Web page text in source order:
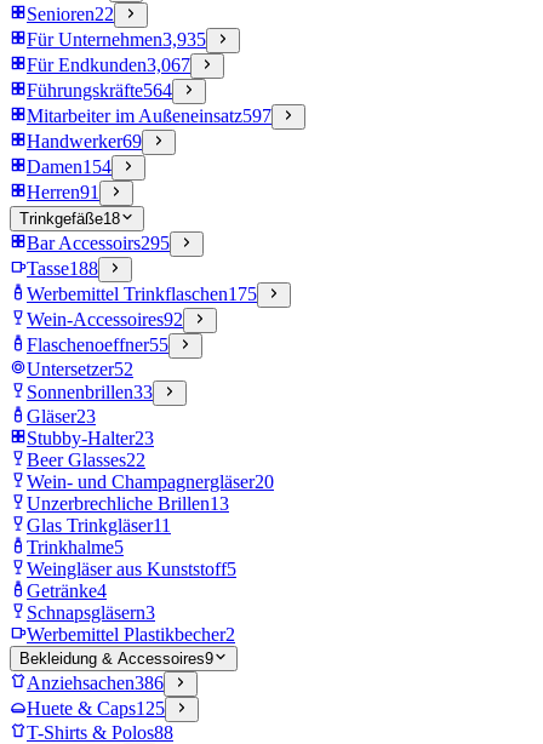
Senioren22
Für Unternehmen3,935
Für Endkunden3,067
Führungskräfte564
Mitarbeiter im Außeneinsatz597
Handwerker69
Damen154
Herren91
Trinkgefäße18
Bar Accessoirs295
Tasse188
Werbemittel Trinkflaschen175
Wein-Accessoires92
Flaschenoeffner55
Untersetzer52
Sonnenbrillen33
Gläser23
Stubby-Halter23
Beer Glasses22
Wein- und Champagnergläser20
Unzerbrechliche Brillen13
Glas Trinkgläser11
Trinkhalme5
Weingläser aus Kunststoff5
Getränke4
Schnapsgläsern3
Werbemittel Plastikbecher2
Bekleidung & Accessoires9
Anziehsachen386
Huete & Caps125
T-Shirts & Polos88